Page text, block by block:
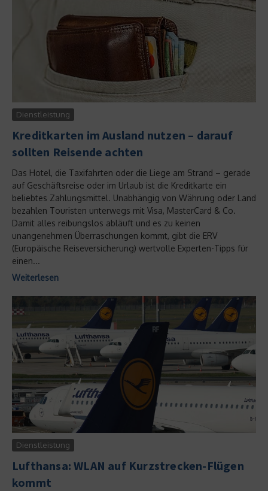
Dienstleistung
Kreditkarten im Ausland nutzen – darauf
sollten Reisende achten
Das Hotel, die Taxifahrten oder die Liege am Strand – gerade
auf Geschäftsreise oder im Urlaub ist die Kreditkarte ein
beliebtes Zahlungsmittel. Unabhängig von Währung oder Land
bezahlen Touristen unterwegs mit Visa, MasterCard & Co.
Damit alles reibungslos abläuft und es zu keinen
unangenehmen Überraschungen kommt, gibt die ERV
(Europäische Reiseversicherung) wertvolle Experten-Tipps für
einen...
Weiterlesen
Dienstleistung
Lufthansa: WLAN auf Kurzstrecken-Flügen
kommt